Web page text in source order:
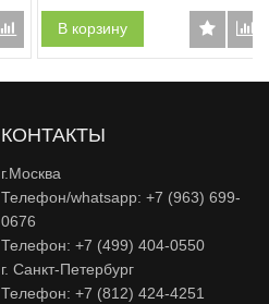
В корзину
КОНТАКТЫ
г.Москва
Телефон/whatsapp: +7 (963) 699-
0676
Телефон: +7 (499) 404-0550
г. Санкт-Петербург
Телефон: +7 (812) 424-4251